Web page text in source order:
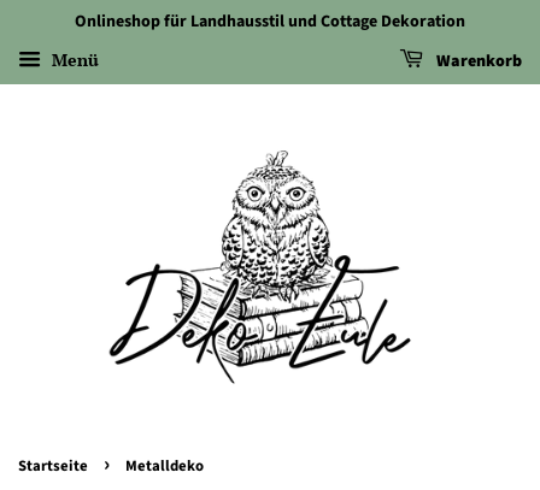
Onlineshop für Landhausstil und Cottage Dekoration
Menü Warenkorb
Startseite › Metalldeko